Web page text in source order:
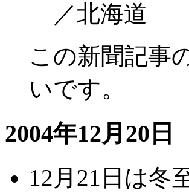
／北海道
この新聞記事
いです。
2004年12月20日
12月21日は冬